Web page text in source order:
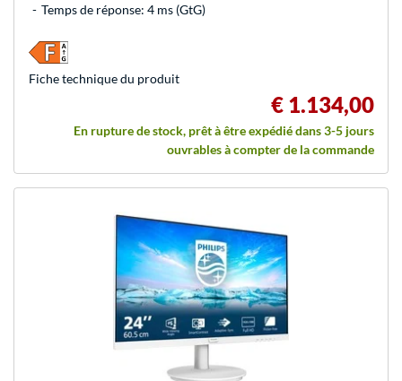
Temps de réponse: 4 ms (GtG)
€ 1.134,00
En rupture de stock, prêt à être expédié dans 3-5 jours
ouvrables à compter de la commande
Fiche technique du produit